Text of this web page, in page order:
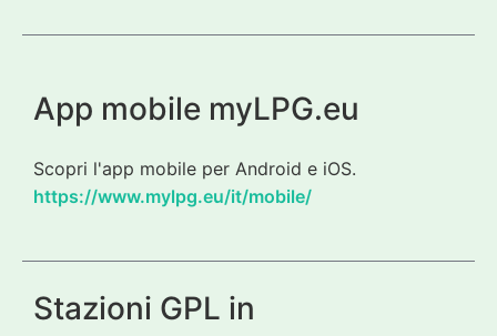
App mobile myLPG.eu
Scopri l'app mobile per Android e iOS.
https://www.mylpg.eu/it/mobile/
Stazioni GPL in